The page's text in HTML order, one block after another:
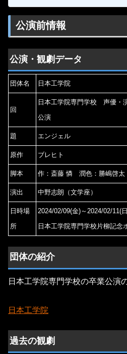
公演前情報
公演・観劇データ
団体名 日本工学院
回
日本工学院専門学校 声優・
公演
題 エンジェル
原作 ブレヒト
脚本 作：斎藤 憐 潤色：勝嶋啓太
演出 中野志朗（文学座）
日時場
所
2024/02/09(金)～2024/02/11(
日本工学院専門学校片柳記念
団体の紹介
日本工学院専門学校の卒業公演
日本工学院
過去の観劇